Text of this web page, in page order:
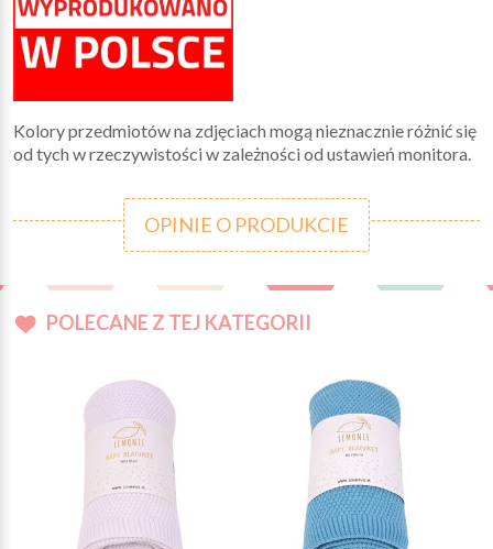
Kolory przedmiotów na zdjęciach mogą nieznacznie różnić się
od tych w rzeczywistości w zależności od ustawień monitora.
OPINIE O PRODUKCIE
POLECANE Z TEJ KATEGORII